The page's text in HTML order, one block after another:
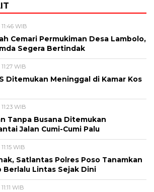
WIB
Cemari Permukiman Desa Lambolo,
Segera Bertindak
WIB
Ditemukan Meninggal di Kamar Kos
WIB
Tanpa Busana Ditemukan
Jalan Cumi-Cumi Palu
WIB
Satlantas Polres Poso Tanamkan
Berlalu Lintas Sejak Dini
WIB